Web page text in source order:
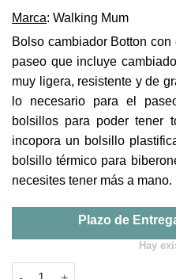
Marca: Walking Mum
Bolso cambiador Botton
paseo que incluye
muy ligera, resistente y de
lo necesario para el
bolsillos para poder tener
incopora un bolsillo
bolsillo térmico para
necesites tener más a mano.
Plazo de
Hay
Bolsa Canastilla Botton